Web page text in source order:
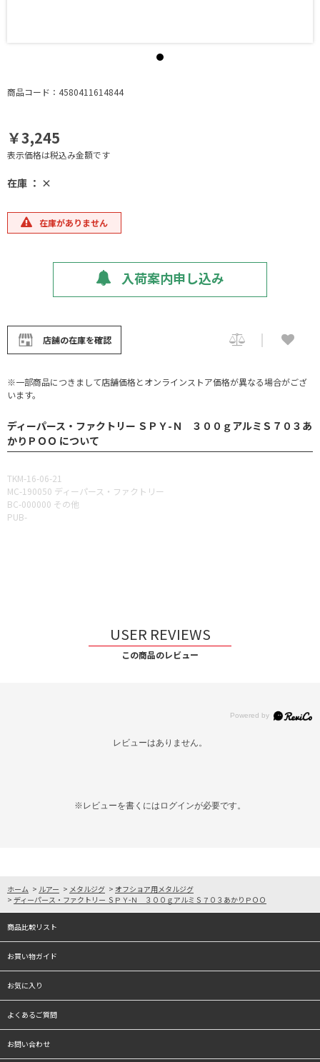
商品コード：4580411614844
￥3,245
表示価格は税込み金額です
在庫 ： ×
在庫がありません
入荷案内申し込み
店舗の在庫を確認
※一部商品につきまして店舗価格とオンラインストア価格が異なる場合がござ
います。
ディーパース・ファクトリー ＳＰＹ-Ｎ ３００ｇアルミＳ７０３あ
かりＰＯＯ について
TKM-16-06-21
MC-190050 ディーパース・ファクトリー
BC-000000 その他
PUB-
USER REVIEWS
この商品のレビュー
レビューはありません。
※レビューを書くには ログインが必要です。
ホーム > ルアー > メタルジグ > オフショア用メタルジグ
> ディーパース・ファクトリー ＳＰＹ-Ｎ ３００ｇアルミＳ７０３あかりＰＯＯ
商品比較リスト
お買い物ガイド
お気に入り
よくあるご質問
お問い合わせ